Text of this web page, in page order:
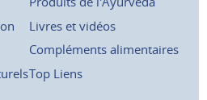
Livres et vidéos
Compléments alimentaires
Top Liens